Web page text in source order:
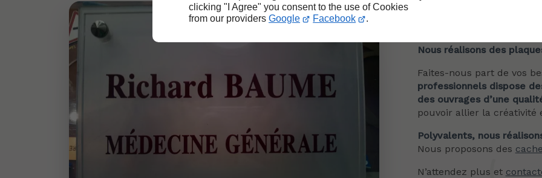
clicking "I Agree" you consent to the use of Cookies
from our providers Google Facebook .
Nous réalisons des
Faites-nous part de vos
professionnels dispose
des ouvrages d’une
pouvoir allier la créativité
Polyvalents, nous
Nous proposons des
N’attendez plus et